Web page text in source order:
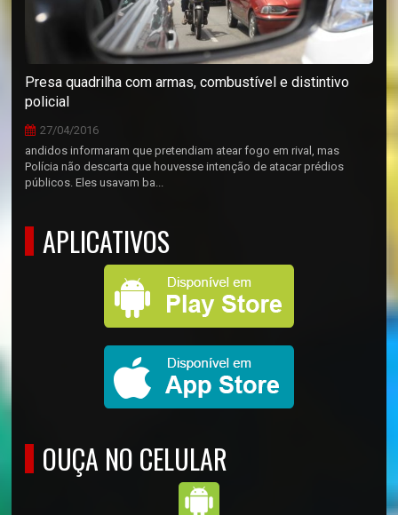
Presa quadrilha com armas, combustível e distintivo
policial
27/04/2016
andidos informaram que pretendiam atear fogo em rival, mas
Polícia não descarta que houvesse intenção de atacar prédios
públicos. Eles usavam ba...
APLICATIVOS
OUÇA NO CELULAR